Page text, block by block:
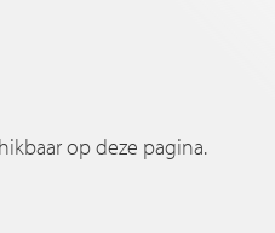
op deze pagina.